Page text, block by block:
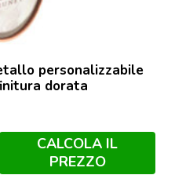
personalizzabile
dorata
CALCOLA IL
PREZZO